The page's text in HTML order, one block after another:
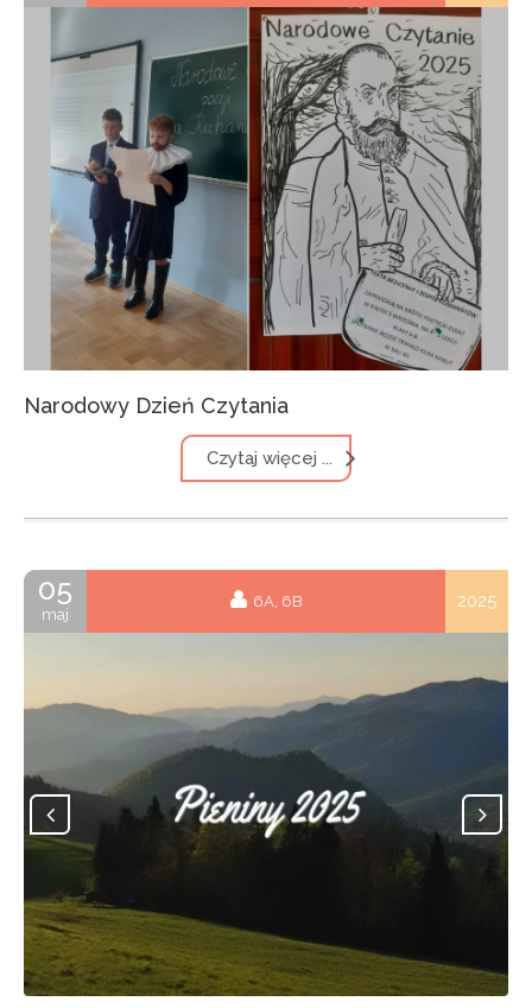
Narodowy Dzień Czytania
Czytaj więcej ...
05
maj
6A, 6B 2025